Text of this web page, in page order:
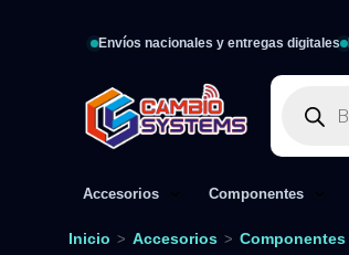
Envíos nacionales y entregas digitales
Accesorios Componentes
Inicio > Accesorios > Componentes